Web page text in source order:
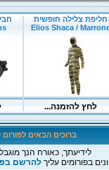
ברוכים הבאים
לידיעתך, כאורח הנך
בפורומים עליךלהרשם